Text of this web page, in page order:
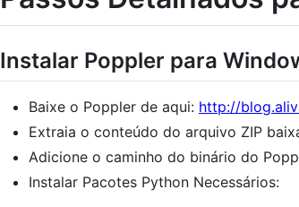
Instalar Poppler para
Baixe o Poppler de aqui: http://
Extraia o conteúdo do arquivo ZIP
Adicione o caminho do binário do
Instalar Pacotes Python Necessários: